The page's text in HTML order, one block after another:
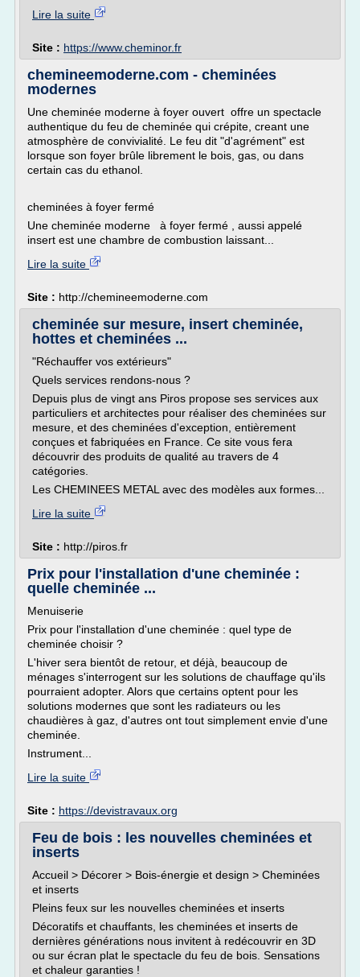
Lire la suite
Site : https://www.cheminor.fr
chemineemoderne.com - cheminées
modernes
Une cheminée moderne à foyer ouvert offre un spectacle
authentique du feu de cheminée qui crépite, creant une
atmosphère de convivialité. Le feu dit "d'agrément" est
lorsque son foyer brûle librement le bois, gas, ou dans
certain cas du ethanol.
cheminées à foyer fermé
Une cheminée moderne à foyer fermé , aussi appelé
insert est une chambre de combustion laissant...
Lire la suite
Site : http://chemineemoderne.com
cheminée sur mesure, insert cheminée,
hottes et cheminées ...
"Réchauffer vos extérieurs"
Quels services rendons-nous ?
Depuis plus de vingt ans Piros propose ses services aux
particuliers et architectes pour réaliser des cheminées sur
mesure, et des cheminées d'exception, entièrement
conçues et fabriquées en France. Ce site vous fera
découvrir des produits de qualité au travers de 4
catégories.
Les CHEMINEES METAL avec des modèles aux formes...
Lire la suite
Site : http://piros.fr
Prix pour l'installation d'une cheminée :
quelle cheminée ...
Menuiserie
Prix pour l'installation d'une cheminée : quel type de
cheminée choisir ?
L'hiver sera bientôt de retour, et déjà, beaucoup de
ménages s'interrogent sur les solutions de chauffage qu'ils
pourraient adopter. Alors que certains optent pour les
solutions modernes que sont les radiateurs ou les
chaudières à gaz, d'autres ont tout simplement envie d'une
cheminée.
Instrument...
Lire la suite
Site : https://devistravaux.org
Feu de bois : les nouvelles cheminées et
inserts
Accueil > Décorer > Bois-énergie et design > Cheminées
et inserts
Pleins feux sur les nouvelles cheminées et inserts
Décoratifs et chauffants, les cheminées et inserts de
dernières générations nous invitent à redécouvrir en 3D
ou sur écran plat le spectacle du feu de bois. Sensations
et chaleur garanties !